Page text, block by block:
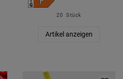
20 Stück
Artikel anzeigen